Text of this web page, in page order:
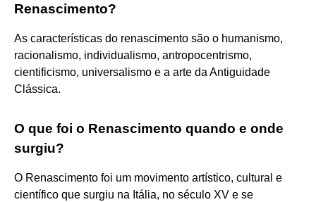
Renascimento?
As características do renascimento são o humanismo,
racionalismo, individualismo, antropocentrismo,
cientificismo, universalismo e a arte da Antiguidade
Clássica.
O que foi o Renascimento quando e onde
surgiu?
O Renascimento foi um movimento artístico, cultural e
científico que surgiu na Itália, no século XV e se